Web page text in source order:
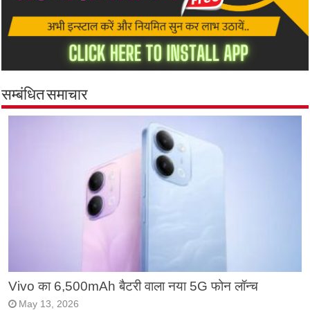
सम्बंधित समाचार
Vivo का 6,500mAh बैटरी वाला नया 5G फोन लॉन्च
May 13, 2026